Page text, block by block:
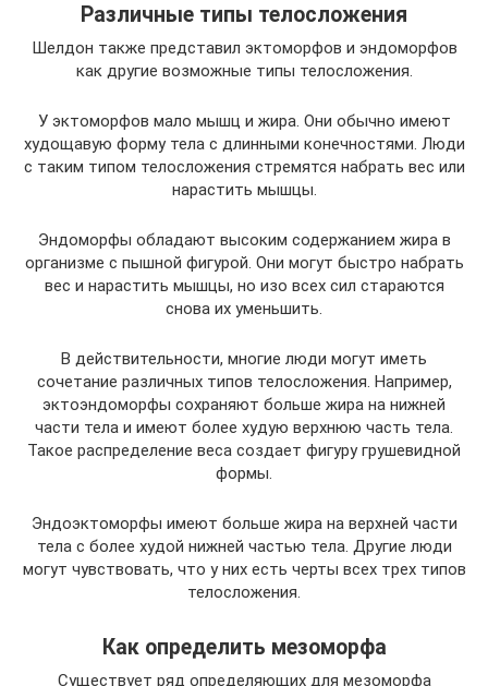
Различные типы телосложения
Шелдон также представил эктоморфов и эндоморфов
как другие возможные типы телосложения.
У эктоморфов мало мышц и жира. Они обычно имеют
худощавую форму тела с длинными конечностями. Люди
с таким типом телосложения стремятся набрать вес или
нарастить мышцы.
Эндоморфы обладают высоким содержанием жира в
организме с пышной фигурой. Они могут быстро набрать
вес и нарастить мышцы, но изо всех сил стараются
снова их уменьшить.
В действительности, многие люди могут иметь
сочетание различных типов телосложения. Например,
эктоэндоморфы сохраняют больше жира на нижней
части тела и имеют более худую верхнюю часть тела.
Такое распределение веса создает фигуру грушевидной
формы.
Эндоэктоморфы имеют больше жира на верхней части
тела с более худой нижней частью тела. Другие люди
могут чувствовать, что у них есть черты всех трех типов
телосложения.
Как определить мезоморфа
Существует ряд определяющих для мезоморфа